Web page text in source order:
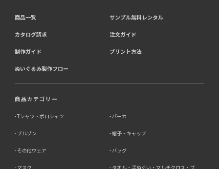
商品一覧 サンプル無料レンタル
カタログ請求 注文ガイド
制作ガイド プリント方法
ぬいぐるみ製作フロー
商品カテゴリー
Tシャツ・ポロシャツ パーカ
ブルゾン 帽子・キャップ
その他ウェア バッグ
マスク
タオル・手ぬぐい・マルチクロス・ブ